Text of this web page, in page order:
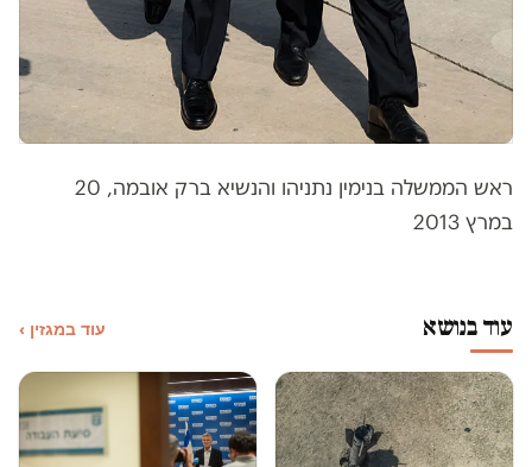
ראש הממשלה בנימין נתניהו והנשיא ברק אובמה, 20
במרץ 2013
עוד בנושא עוד במגזין ›